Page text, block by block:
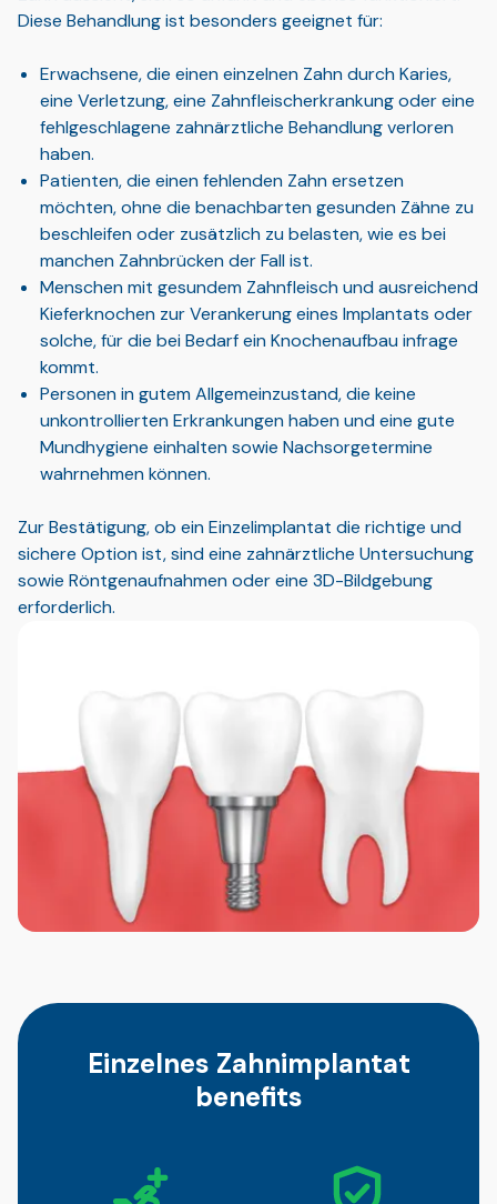
Diese Behandlung ist besonders geeignet für:
Erwachsene, die einen einzelnen Zahn durch Karies,
eine Verletzung, eine Zahnfleischerkrankung oder eine
fehlgeschlagene zahnärztliche Behandlung verloren
haben.
Patienten, die einen fehlenden Zahn ersetzen
möchten, ohne die benachbarten gesunden Zähne zu
beschleifen oder zusätzlich zu belasten, wie es bei
manchen Zahnbrücken der Fall ist.
Menschen mit gesundem Zahnfleisch und ausreichend
Kieferknochen zur Verankerung eines Implantats oder
solche, für die bei Bedarf ein Knochenaufbau infrage
kommt.
Personen in gutem Allgemeinzustand, die keine
unkontrollierten Erkrankungen haben und eine gute
Mundhygiene einhalten sowie Nachsorgetermine
wahrnehmen können.
Zur Bestätigung, ob ein Einzelimplantat die richtige und
sichere Option ist, sind eine zahnärztliche Untersuchung
sowie Röntgenaufnahmen oder eine 3D-Bildgebung
erforderlich.
Einzelnes Zahnimplantat
benefits